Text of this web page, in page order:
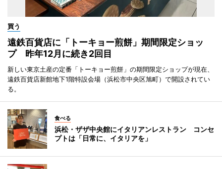
買う
遠鉄百貨店に「トーキョー煎餅」期間限定ショッ
プ 昨年12月に続き2回目
新しい東京土産の定番「トーキョー煎餅」の期間限定ショップが現在、
遠鉄百貨店新館地下1階特設会場（浜松市中央区旭町）で開設されてい
る。
食べる
浜松・ザザ中央館にイタリアンレストラン コンセ
プトは「日常に、イタリアを」